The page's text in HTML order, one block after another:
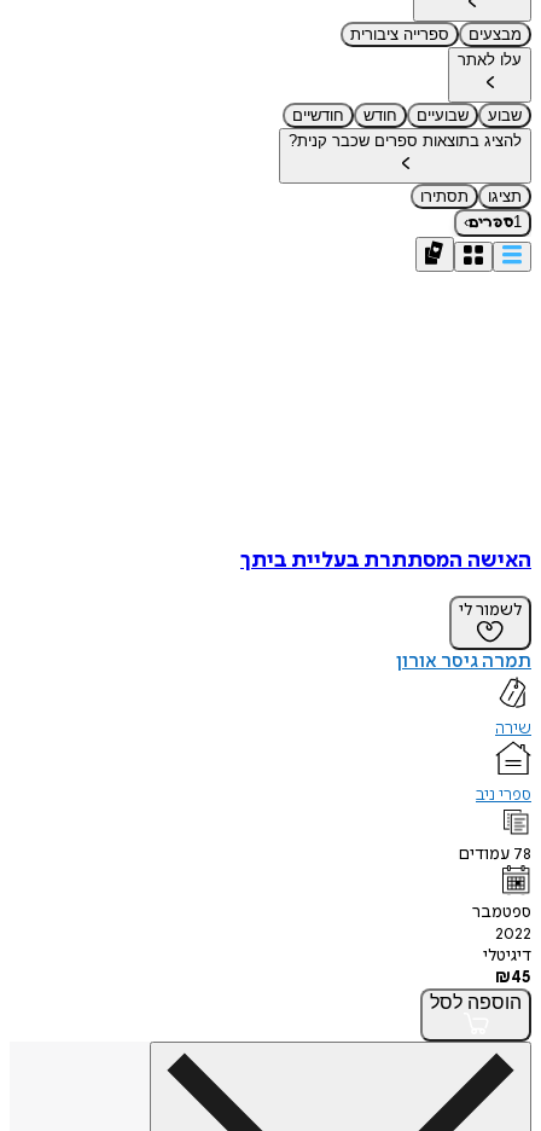
מבצעים
ספרייה ציבורית
עלו לאתר
שבוע שבועיים חודש
חודשיים
להציג בתוצאות ספרים שכבר קנית?
תציגו
תסתירו
1ספרים›
האישה המסתתרת בעליית ביתך
לשמור לי
תמרה גיסר אורון
שירה
ספרי ניב
78 עמודים
ספטמבר
2022
דיגיטלי
₪45
הוספה לסל